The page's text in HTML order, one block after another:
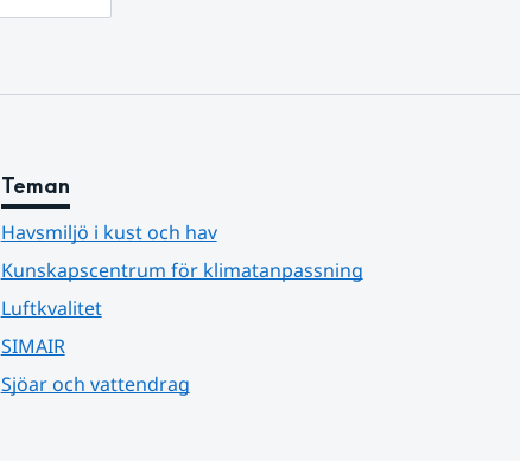
Teman
Havsmiljö i kust och hav
Kunskapscentrum för klimatanpassning
Luftkvalitet
SIMAIR
Sjöar och vattendrag